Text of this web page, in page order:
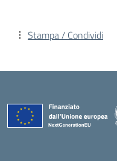
Stampa / Condividi